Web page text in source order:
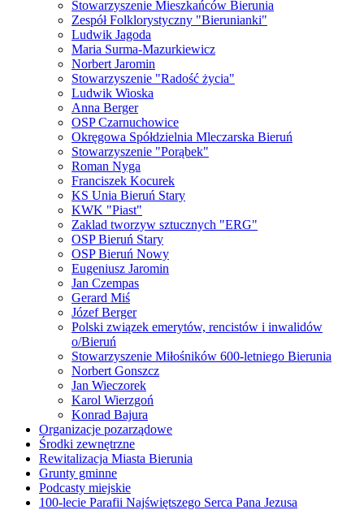
Stowarzyszenie Mieszkańców Bierunia
Zespół Folklorystyczny "Bierunianki"
Ludwik Jagoda
Maria Surma-Mazurkiewicz
Norbert Jaromin
Stowarzyszenie "Radość życia"
Ludwik Wioska
Anna Berger
OSP Czarnuchowice
Okręgowa Spółdzielnia Mleczarska Bieruń
Stowarzyszenie "Porąbek"
Roman Nyga
Franciszek Kocurek
KS Unia Bieruń Stary
KWK "Piast"
Zaklad tworzyw sztucznych "ERG"
OSP Bieruń Stary
OSP Bieruń Nowy
Eugeniusz Jaromin
Jan Czempas
Gerard Miś
Józef Berger
Polski związek emerytów, rencistów i inwalidów
o/Bieruń
Stowarzyszenie Miłośników 600-letniego Bierunia
Norbert Gonszcz
Jan Wieczorek
Karol Wierzgoń
Konrad Bajura
Organizacje pozarządowe
Środki zewnętrzne
Rewitalizacja Miasta Bierunia
Grunty gminne
Podcasty miejskie
100-lecie Parafii Najświętszego Serca Pana Jezusa